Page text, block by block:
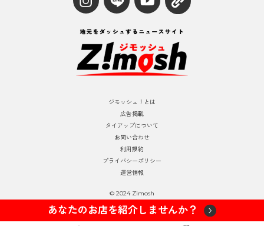
ジモッシュ！とは
広告掲載
タイアップについて
お問い合わせ
利用規約
プライバシーポリシー
運営情報
© 2024 Zimosh
あなたのお店を紹介しませんか？